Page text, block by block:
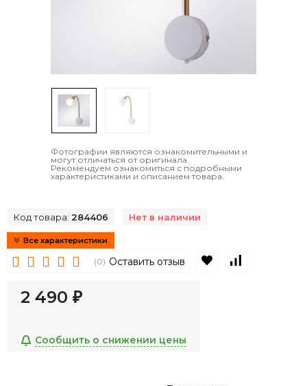
Фотографии являются ознакомительными и
могут отличаться от оригинала.
Рекомендуем ознакомиться с подробными
характеристиками и описанием товара.
Код товара: 284406 Нет в наличии
Все характеристики
(0) Оставить отзыв В избранное
2 490 ₽
Сообщить о снижении цены